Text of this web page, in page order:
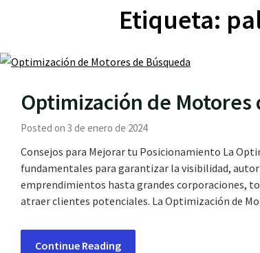
Etiqueta:
Optimización de Motores
Posted on 3 de enero de 2024
Consejos para Mejorar tu Posicionamiento La
fundamentales para garantizar la visibilidad,
emprendimientos hasta grandes corporaciones,
atraer clientes potenciales. La Optimización de
Continue Reading